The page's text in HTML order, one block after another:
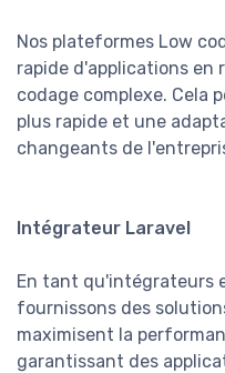
Nos plateformes Low
rapide d'applications en
codage complexe. Cela
plus rapide et une
changeants de
Intégrateur Laravel
En tant qu'intégrateurs
fournissons des
maximisent la
garantissant des